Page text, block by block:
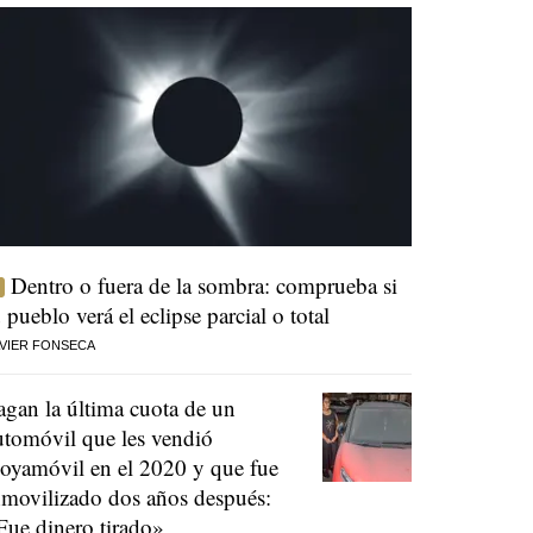
Dentro o fuera de la sombra: comprueba si
pueblo verá el eclipse parcial o total
FONSECA
la última cuota de un
que les vendió
en el 2020 y que fue
dos años después:
dinero tirado»